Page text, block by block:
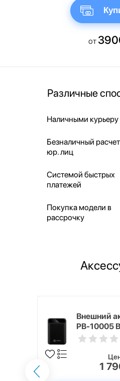
от
Различные
Наличными курьеру
Безналичный
юр. лиц
Системой быстрых
платежей
Покупка модели в
рассрочку
Внешний
PB-10005
1